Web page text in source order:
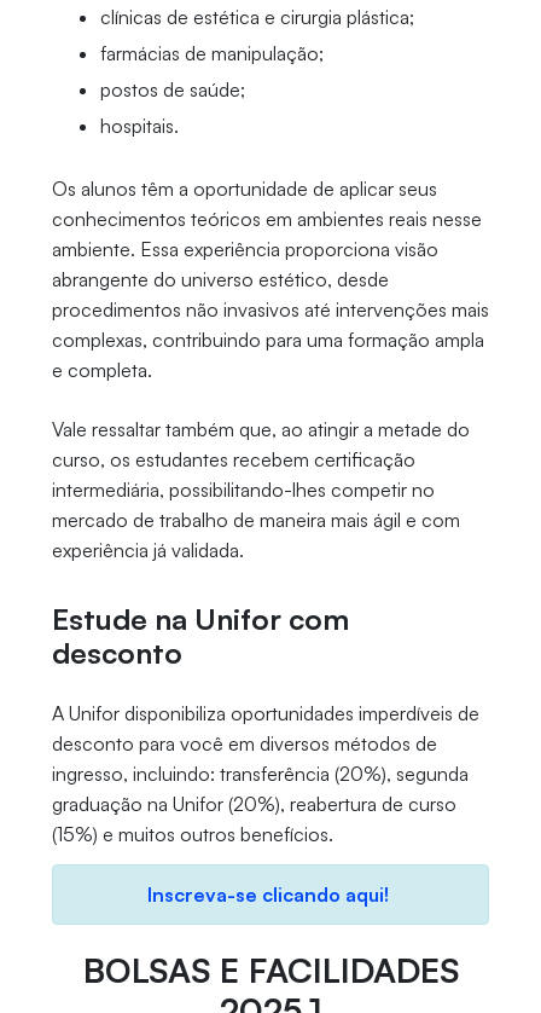
clínicas de estética e cirurgia plástica;
farmácias de manipulação;
postos de saúde;
hospitais.
Os alunos têm a oportunidade de aplicar seus
conhecimentos teóricos em ambientes reais nesse
ambiente. Essa experiência proporciona visão
abrangente do universo estético, desde
procedimentos não invasivos até intervenções mais
complexas, contribuindo para uma formação ampla
e completa.
Vale ressaltar também que, ao atingir a metade do
curso, os estudantes recebem certificação
intermediária, possibilitando-lhes competir no
mercado de trabalho de maneira mais ágil e com
experiência já validada.
Estude na Unifor com
desconto
A Unifor disponibiliza oportunidades imperdíveis de
desconto para você em diversos métodos de
ingresso, incluindo: transferência (20%), segunda
graduação na Unifor (20%), reabertura de curso
(15%) e muitos outros benefícios.
Inscreva-se clicando aqui!
BOLSAS E FACILIDADES